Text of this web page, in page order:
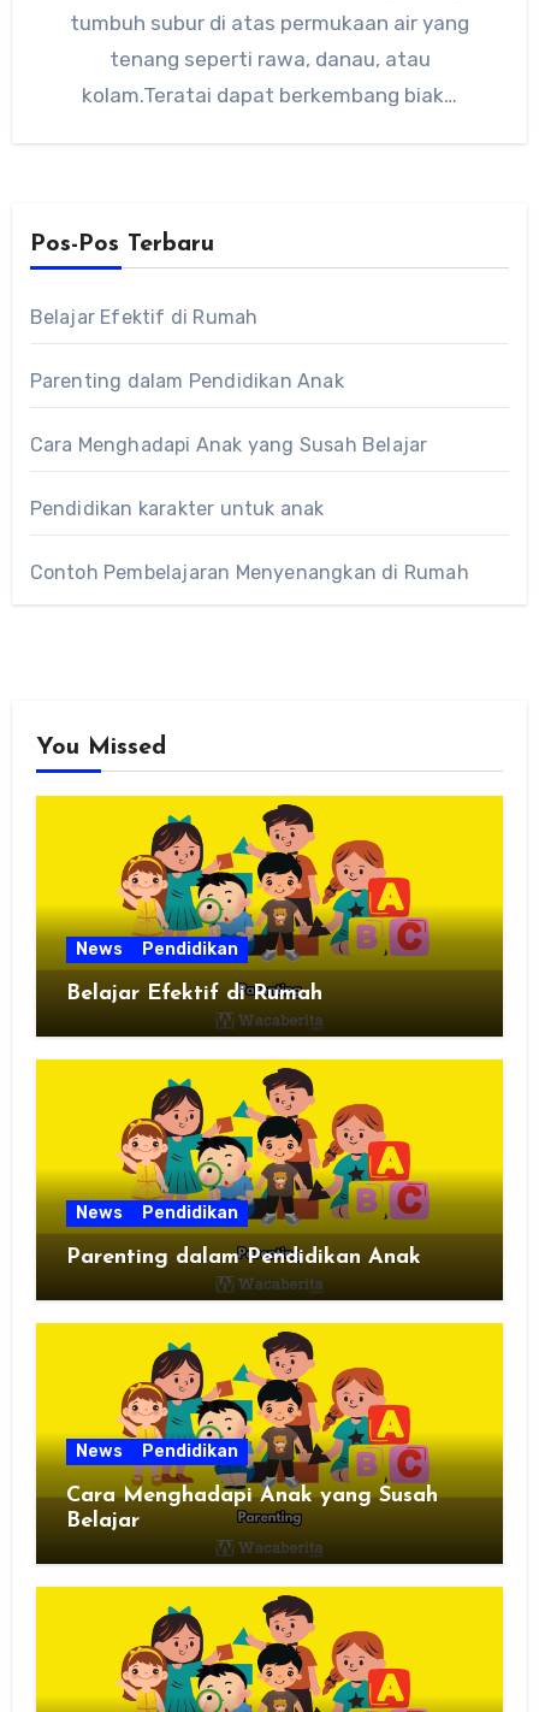
tumbuh subur di atas permukaan air yang
tenang seperti rawa, danau, atau
kolam.Teratai dapat berkembang biak…
Pos-Pos Terbaru
Belajar Efektif di Rumah
Parenting dalam Pendidikan Anak
Cara Menghadapi Anak yang Susah Belajar
Pendidikan karakter untuk anak
Contoh Pembelajaran Menyenangkan di Rumah
You Missed
News Pendidikan
Belajar Efektif di Rumah
News Pendidikan
Parenting dalam Pendidikan Anak
News Pendidikan
Cara Menghadapi Anak yang Susah
Belajar